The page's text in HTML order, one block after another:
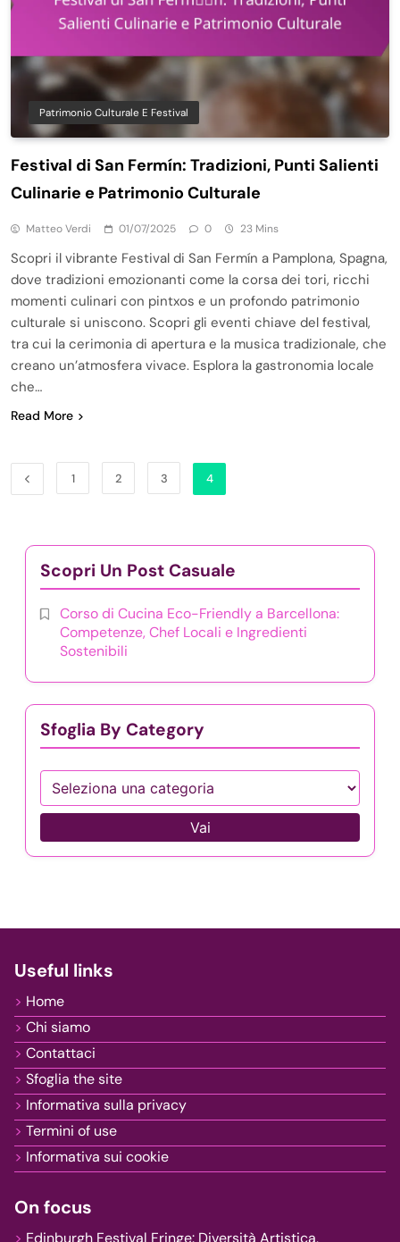
Patrimonio Culturale E Festival
Festival di San Fermín: Tradizioni, Punti Salienti
Culinarie e Patrimonio Culturale
Matteo Verdi 01/07/2025 0 23 Mins
Scopri il vibrante Festival di San Fermín a Pamplona, Spagna,
dove tradizioni emozionanti come la corsa dei tori, ricchi
momenti culinari con pintxos e un profondo patrimonio
culturale si uniscono. Scopri gli eventi chiave del festival,
tra cui la cerimonia di apertura e la musica tradizionale, che
creano un’atmosfera vivace. Esplora la gastronomia locale
che…
Read More
1 2 3 4
Scopri Un Post Casuale
Corso di Cucina Eco-Friendly a Barcellona:
Competenze, Chef Locali e Ingredienti
Sostenibili
Sfoglia By Category
Vai
Useful links
Home
Chi siamo
Contattaci
Sfoglia the site
Informativa sulla privacy
Termini of use
Informativa sui cookie
On focus
Edinburgh Festival Fringe: Diversità Artistica,